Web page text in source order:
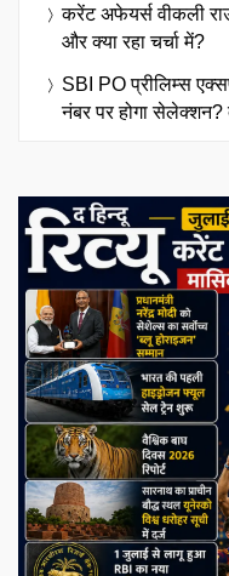
करेंट अफेयर्स वीकली
और क्या रहा चर्चा में?
SBI PO प्रीलिम्स
नंबर पर होगा